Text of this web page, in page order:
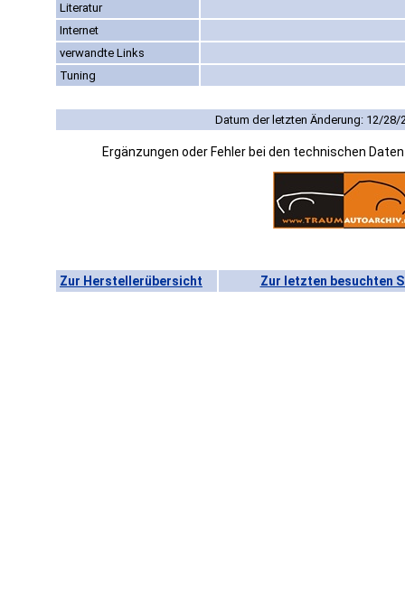
Literatur
Internet
verwandte Links
Tuning
Datum der letzten Änderung: 12/28/
Ergänzungen oder Fehler bei den technischen
Zur Herstellerübersicht Zur letzten besuchten